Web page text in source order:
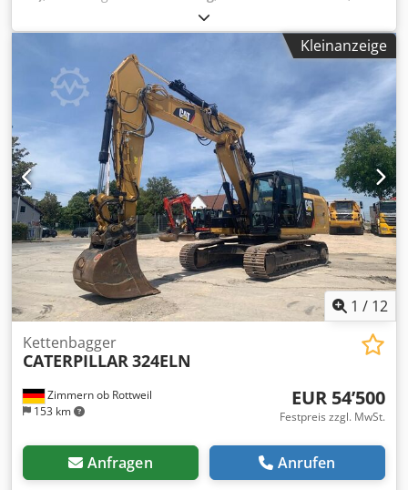
, Betriebsstunden:
Klimaanlage, CATERPILLAR 963-12A Baujahr: 2022
Betriebsstunden: 2.110 Std Geschlossene Kabine
Klimaanlage Radio Csdeyidn Tjpfx Ag Isrf Rückfahrkamera
Zentralschmieranlage Schaufel mit Zähnen Laufwerk ca.
90% erhalten Bodenplatten: 550 mm breit CAT C7.1 Motor
mit 168.9kW Ripper-Ventil CE/EPA Einsatzgewicht: 20 to.
Kleinanzeige
1 / 12
Zimmern ob Rottweil
153 km
Kettenbagger
CATERPILLAR324ELN
EUR 54’500
Festpreis zzgl. MwSt.
Anfragen Anrufen